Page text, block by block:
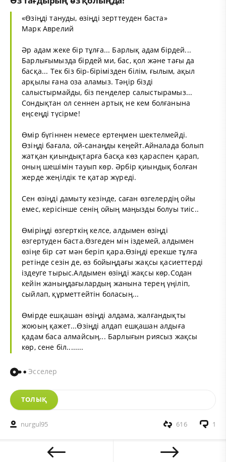
«Өзіңді тануды, өзіңді зерттеуден баста»
Марк Аврелий
Әр адам жеке бір тұлға... Барлық адам бірдей...
Барлығымызда бірдей ми, бас, қол және тағы да
басқа... Тек біз бір-бірімізден білім, ғылым, ақыл
арқылы ғана оза аламыз. Тәңір бізді
салыстырмайды, біз пенделер салыстырамыз...
Сондықтан ол сеннен артық не кем болғанына
еңсеңді түсірме!
Өмір бүгіннен немесе ертеңмен шектелмейді.
Өзіңді бағала, ой-санаңды кеңейт.Айналада болып
жатқан қиындықтарға басқа көз қараспен қарап,
оның шешімін тауып көр. Әрбір қиындық болған
жерде жеңілдік те қатар жүреді.
Сен өзіңді дамыту кезінде, саған өзгелердің ойы
емес, керісінше сенің ойың маңызды болуы тиіс..
Өміріңді өзгерткің келсе, алдымен өзіңді
өзгертуден баста.Өзгеден мін іздемей, алдымен
өзіңе бір сәт мән беріп қара.Өзіңді ерекше тұлға
ретінде сезін де, өз бойыңдағы жақсы қасиеттерді
іздеуге тырыс.Алдымен өзіңді жақсы көр.Содан
кейін жаныңдағылардың жанына терең үңіліп,
сыйлап, құрметтейтін боласың...
Өмірде ешқашан өзіңді алдама, жалғандықты
жоюың қажет...Өзіңді алдап ешқашан алдыға
қадам баса алмайсың... Барлығын риясыз жақсы
көр, сене біл........
Эсселер
ТОЛЫҚ
nurgul95 1
616